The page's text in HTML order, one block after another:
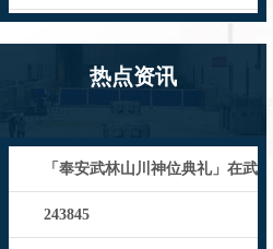
热点资讯
「奉安武林山川神位典礼」在武
林书画院举行_Wulin_传统_
243845